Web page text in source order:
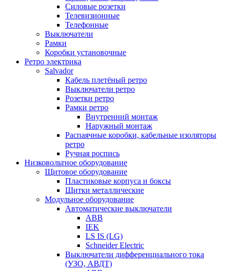
Силовые розетки
Телевизионные
Телефонные
Выключатели
Рамки
Коробки установочные
Ретро электрика
Salvador
Кабель плетёный ретро
Выключатели ретро
Розетки ретро
Рамки ретро
Внутренний монтаж
Наружный монтаж
Распаячные коробки, кабельные изоляторы
ретро
Ручная роспись
Низковольтное оборудование
Щитовое оборудование
Пластиковые корпуса и боксы
Щитки металлические
Модульное оборудование
Автоматические выключатели
ABB
IEK
LS IS (LG)
Schneider Electric
Выключатели дифференциального тока
(УЗО, АВДТ)